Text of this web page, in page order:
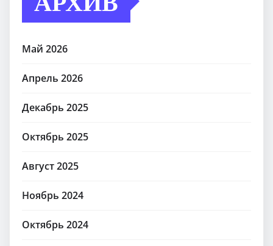
Май 2026
Апрель 2026
Декабрь 2025
Октябрь 2025
Август 2025
Ноябрь 2024
Октябрь 2024